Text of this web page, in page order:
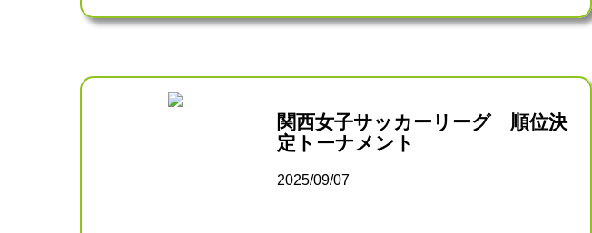
関西女子サッカーリーグ 順位決
定トーナメント
2025/09/07